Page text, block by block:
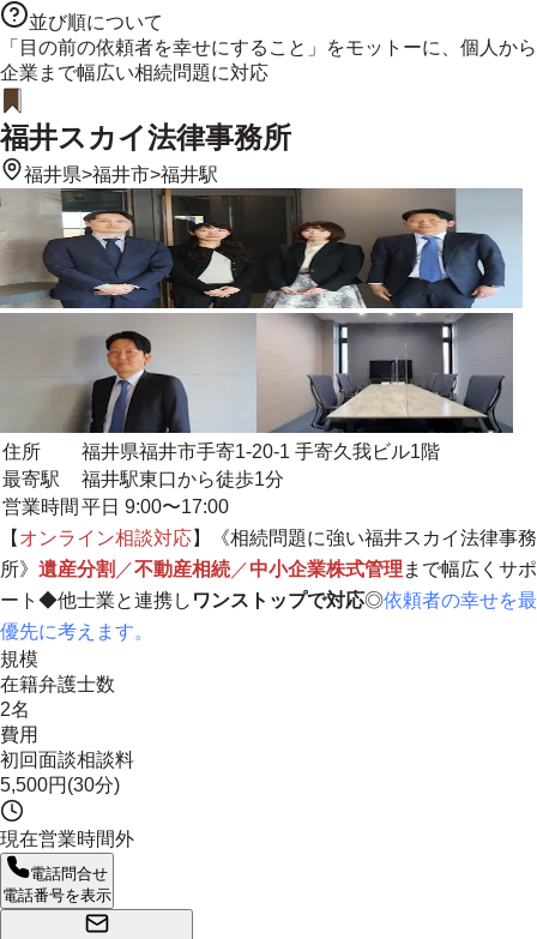
並び順について
「目の前の依頼者を幸せにすること」をモットーに、個人から
企業まで幅広い相続問題に対応
福井スカイ法律事務所
福井県>福井市>福井駅
住所
福井県福井市手寄1-20-1 手寄久我ビル1階
最寄駅
福井駅東口から徒歩1分
営業時間 平日 9:00〜17:00
【 オンライン相談対応】《相続問題に強い福井スカイ法律事務
所》 遺産分割 ／不動産相続 ／中小企業株式管理 まで幅広くサポ
ート◆他士業と連携し ワンストップで対応◎依頼者の幸せを最
優先に考えます。
規模
在籍弁護士数
2名
費用
初回面談相談料
5,500円(30分)
現在営業時間外
電話問合せ
電話番号を表示